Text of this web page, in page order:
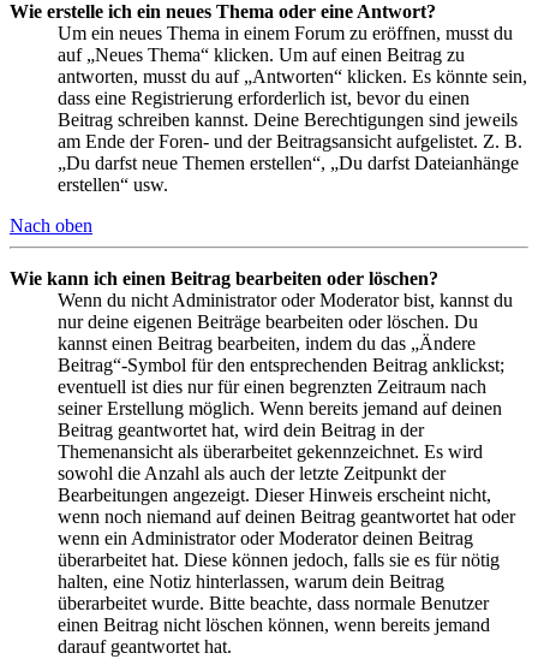
Wie erstelle ich ein neues Thema oder eine Antwort?
Um ein neues Thema in einem Forum zu eröffnen, musst du
auf „Neues Thema“ klicken. Um auf einen Beitrag zu
antworten, musst du auf „Antworten“ klicken. Es könnte sein,
dass eine Registrierung erforderlich ist, bevor du einen
Beitrag schreiben kannst. Deine Berechtigungen sind jeweils
am Ende der Foren- und der Beitragsansicht aufgelistet. Z. B.
„Du darfst neue Themen erstellen“, „Du darfst Dateianhänge
erstellen“ usw.
Nach oben
Wie kann ich einen Beitrag bearbeiten oder löschen?
Wenn du nicht Administrator oder Moderator bist, kannst du
nur deine eigenen Beiträge bearbeiten oder löschen. Du
kannst einen Beitrag bearbeiten, indem du das „Ändere
Beitrag“-Symbol für den entsprechenden Beitrag anklickst;
eventuell ist dies nur für einen begrenzten Zeitraum nach
seiner Erstellung möglich. Wenn bereits jemand auf deinen
Beitrag geantwortet hat, wird dein Beitrag in der
Themenansicht als überarbeitet gekennzeichnet. Es wird
sowohl die Anzahl als auch der letzte Zeitpunkt der
Bearbeitungen angezeigt. Dieser Hinweis erscheint nicht,
wenn noch niemand auf deinen Beitrag geantwortet hat oder
wenn ein Administrator oder Moderator deinen Beitrag
überarbeitet hat. Diese können jedoch, falls sie es für nötig
halten, eine Notiz hinterlassen, warum dein Beitrag
überarbeitet wurde. Bitte beachte, dass normale Benutzer
einen Beitrag nicht löschen können, wenn bereits jemand
darauf geantwortet hat.